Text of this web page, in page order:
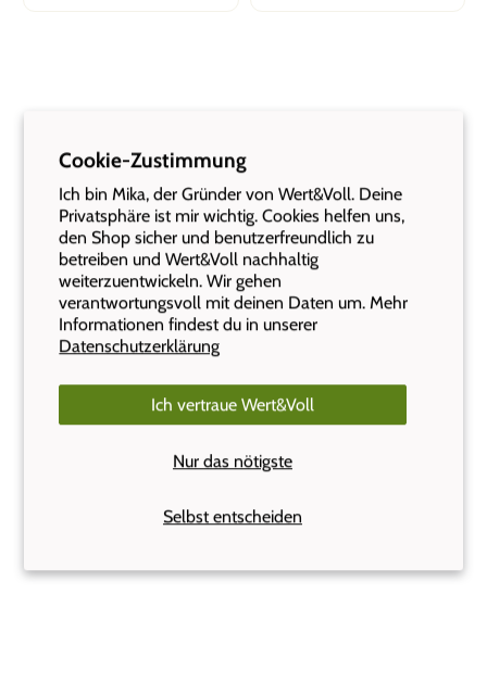
Cookie-Zustimmung
Ich bin Mika, der Gründer von Wert&Voll. Deine
Privatsphäre ist mir wichtig. Cookies helfen uns,
den Shop sicher und benutzerfreundlich zu
betreiben und Wert&Voll nachhaltig
weiterzuentwickeln. Wir gehen
verantwortungsvoll mit deinen Daten um. Mehr
Informationen findest du in unserer
Datenschutzerklärung
Selbst entscheiden
Ich vertraue Wert&Voll
Nur das nötigste
Das sagen unsere Kunden:
Insgesamt 1007 Kundenfeedbacks
Mirjam
Ich kann Wert&Voll wärmstens
empfehlen. Toller Service mit schneller,
zufrieden mit den Produkten, top Qualität.